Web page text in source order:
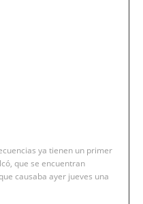
ya tienen un primer
que se encuentran
causaba ayer jueves una